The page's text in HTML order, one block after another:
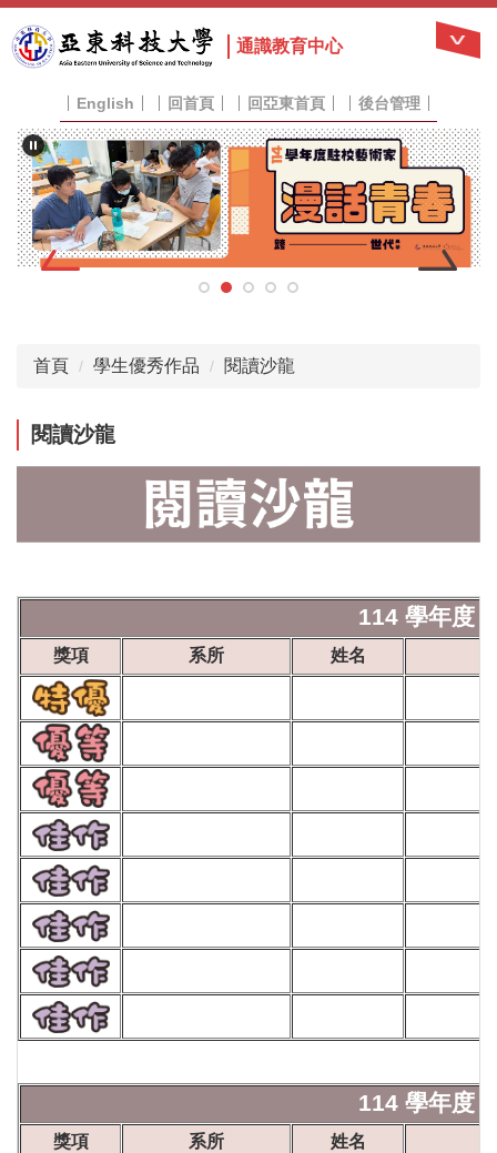
到
主
容
區
通識教育中心
English 回首頁 回亞東首頁 後台管理
首頁 學生優秀作品 閱讀沙龍
閱讀沙龍
114 學年度
獎項 系所 姓名
114 學年度
獎項 系所 姓名